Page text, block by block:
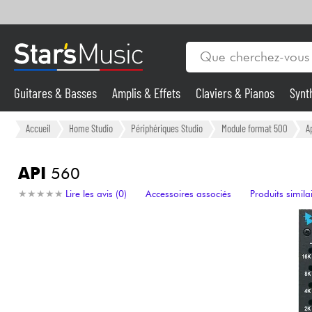
Guitares & Basses
Synthés & Sampleurs
Micros & HF
Guitares & Basses Amplis & Effets Claviers & Pianos
Accueil Home Studio Périphériques Studio Module format 500
API 560
★ ★ ★ ★ ★
★ ★ ★ ★ ★ Lire les avis (0) Accessoires associés Produits